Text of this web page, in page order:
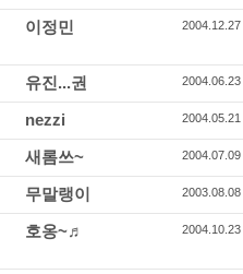
이정민 2004.12.27
유진...권 2004.06.23
nezzi 2004.05.21
새롬쓰~ 2004.07.09
무말랭이 2003.08.08
호옹~♬ 2004.10.23